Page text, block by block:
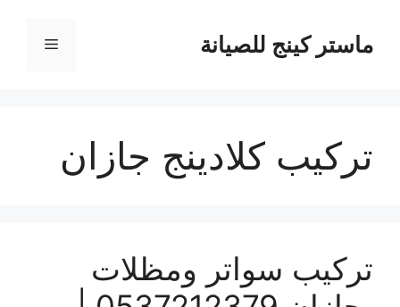
المحتوىماستر كينج للصيانة القائمة
تركيب كلادينج جازان
تركيب سواتر ومظلات